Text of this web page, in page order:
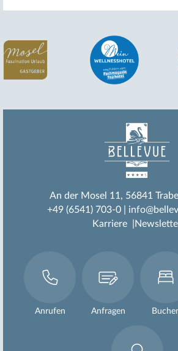
An der Mosel 11
56841
+49 (6541) 703-0
Karriere
Anrufen Anfragen